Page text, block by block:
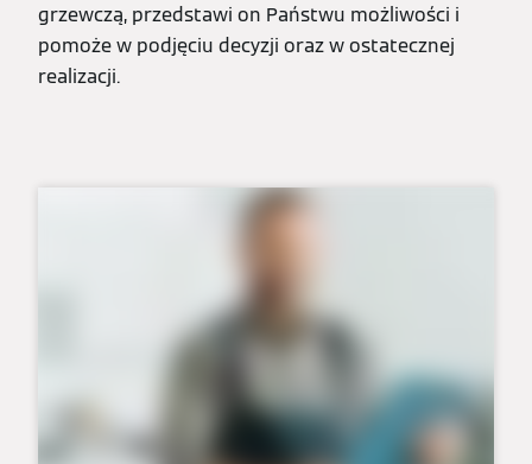
grzewczą, przedstawi on Państwu możliwości i
pomoże w podjęciu decyzji oraz w ostatecznej
realizacji.